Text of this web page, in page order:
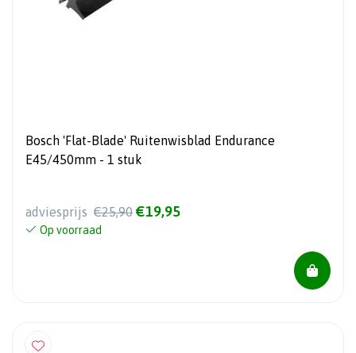
Bosch 'Flat-Blade' Ruitenwisblad Endurance
E45/450mm - 1 stuk
adviesprijs €25,90 €19,95
Op voorraad